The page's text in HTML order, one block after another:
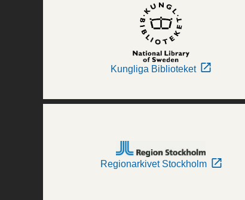
Kungliga Biblioteket
Regionarkivet Stockholm